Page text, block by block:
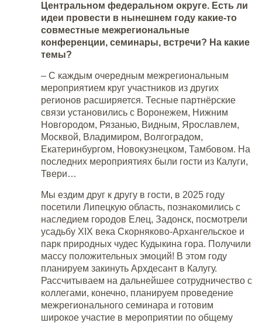
Центральном федеральном округе. Есть ли
идеи провести в нынешнем году какие-то
совместные межрегиональные
конференции, семинары, встречи? На какие
темы?
– С каждым очередным межрегиональным
мероприятием круг участников из других
регионов расширяется. Тесные партнёрские
связи установились с Воронежем, Нижним
Новгородом, Рязанью, Видным, Ярославлем,
Москвой, Владимиром, Волгоградом,
Екатеринбургом, Новокузнецком, Тамбовом. На
последних мероприятиях были гости из Калуги,
Твери…
Мы ездим друг к другу в гости, в 2025 году
посетили Липецкую область, познакомились с
наследием городов Елец, Задонск, посмотрели
усадьбу XIX века Скорняково-Архангельское и
парк природных чудес Кудыкина гора. Получили
массу положительных эмоций! В этом году
планируем закинуть Архдесант в Калугу.
Рассчитываем на дальнейшее сотрудничество с
коллегами, конечно, планируем проведение
межрегионального семинара и готовим
широкое участие в мероприятии по общему